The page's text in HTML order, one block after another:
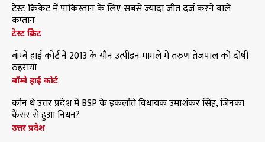
टेस्ट क्रिकेट में पाकिस्तान के लिए सबसे ज्यादा जीत दर्ज करने वाले
कप्तान
टेस्ट क्रिकेट
बॉम्बे हाई कोर्ट ने 2013 के यौन उत्पीड़न मामले में तरुण तेजपाल को दोषी
ठहराया
बॉम्बे हाई कोर्ट
कौन थे उत्तर प्रदेश में BSP के इकलौते विधायक उमाशंकर सिंह, जिनका
कैंसर से हुआ निधन?
उत्तर प्रदेश